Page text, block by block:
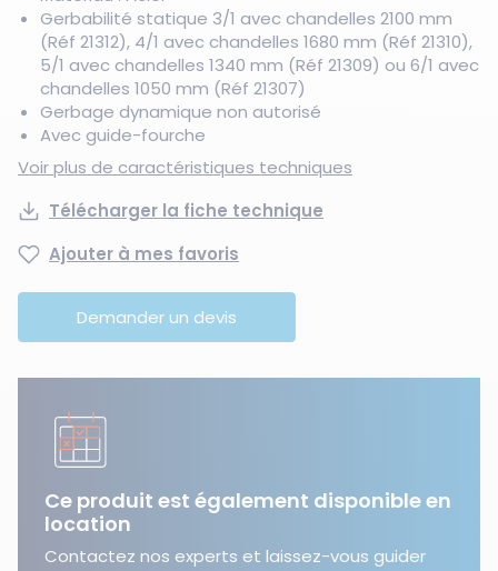
Gerbabilité statique 3/1 avec chandelles 2100 mm
(Réf 21312), 4/1 avec chandelles 1680 mm (Réf 21310),
5/1 avec chandelles 1340 mm (Réf 21309) ou 6/1 avec
chandelles 1050 mm (Réf 21307)
Gerbage dynamique non autorisé
Avec guide-fourche
Voir plus de caractéristiques techniques
Télécharger la fiche technique
Ajouter à mes favoris
Demander un devis
Ce produit est également disponible en
location
Contactez nos experts et laissez-vous guider